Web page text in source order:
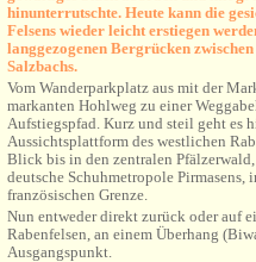
hinunterrutschte. Heute kann die
Felsens wieder leicht erstiegen
langgezogenen Bergrücken
Salzbachs.
Vom Wanderparkplatz aus mit der
markanten Hohlweg zu einer
Aufstiegspfad. Kurz und steil geht es
Aussichtsplattform des westlichen
Blick bis in den zentralen
deutsche Schuhmetropole
französischen Grenze.
Nun entweder direkt zurück oder auf
Rabenfelsen, an einem Überhang
Ausgangspunkt.